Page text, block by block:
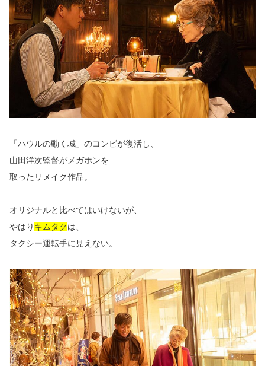
「ハウルの動く城」のコンビが復活し、
山田洋次監督がメガホンを
取ったリメイク作品。
オリジナルと比べてはいけないが、
やはり キムタクは、
タクシー運転手に見えない。